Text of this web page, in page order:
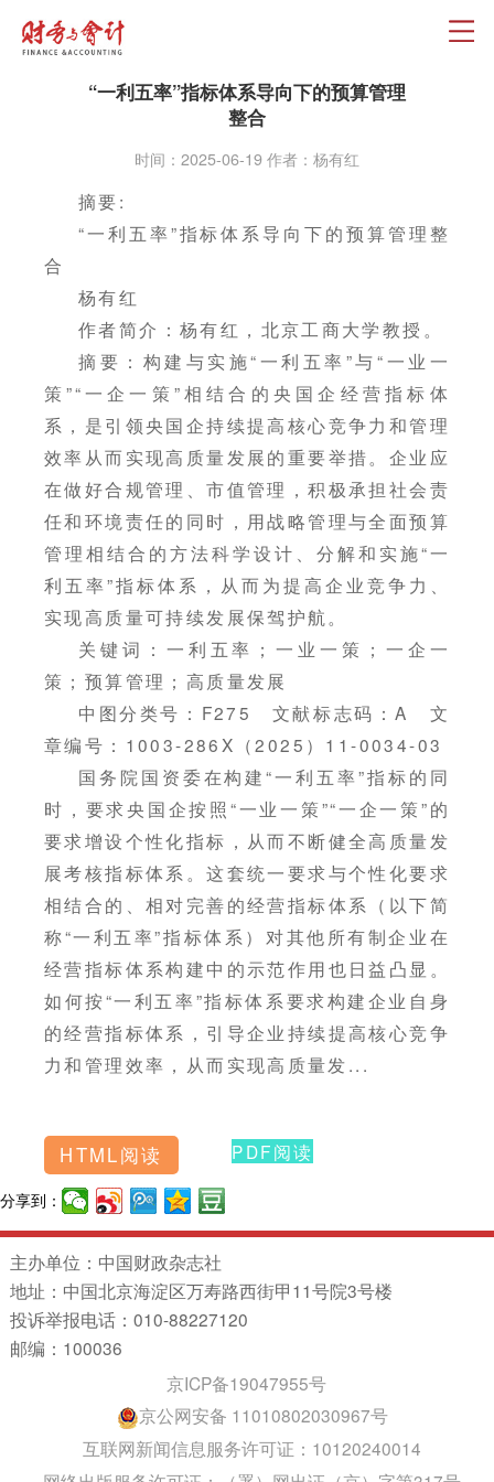
“一利五率”指标体系导向下的预算管理
整合
时间：2025-06-19 作者：杨有红
摘要:
“一利五率”指标体系导向下的预算管理整
合
杨有红
作者简介：杨有红，北京工商大学教授。
摘要：构建与实施“一利五率”与“一业一
策”“一企一策”相结合的央国企经营指标体
系，是引领央国企持续提高核心竞争力和管理
效率从而实现高质量发展的重要举措。企业应
在做好合规管理、市值管理，积极承担社会责
任和环境责任的同时，用战略管理与全面预算
管理相结合的方法科学设计、分解和实施“一
利五率”指标体系，从而为提高企业竞争力、
实现高质量可持续发展保驾护航。
关键词：一利五率；一业一策；一企一
策；预算管理；高质量发展
中图分类号：F275 文献标志码：A 文
章编号：1003-286X（2025）11-0034-03
国务院国资委在构建“一利五率”指标的同
时，要求央国企按照“一业一策”“一企一策”的
要求增设个性化指标，从而不断健全高质量发
展考核指标体系。这套统一要求与个性化要求
相结合的、相对完善的经营指标体系（以下简
称“一利五率”指标体系）对其他所有制企业在
经营指标体系构建中的示范作用也日益凸显。
如何按“一利五率”指标体系要求构建企业自身
的经营指标体系，引导企业持续提高核心竞争
力和管理效率，从而实现高质量发...
HTML阅读 PDF阅读
分享到：
主办单位：中国财政杂志社
地址：中国北京海淀区万寿路西街甲11号院3号楼
投诉举报电话：010-88227120
邮编：100036
京ICP备19047955号
京公网安备 11010802030967号
互联网新闻信息服务许可证：10120240014